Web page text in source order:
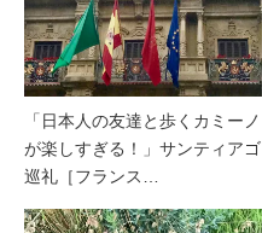
「日本人の友達と歩くカミーノ
が楽しすぎる！」サンティアゴ
巡礼［フランス…